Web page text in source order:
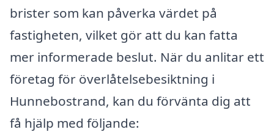
brister som kan påverka värdet på
fastigheten, vilket gör att du kan fatta
mer informerade beslut. När du anlitar ett
företag för överlåtelsebesiktning i
Hunnebostrand, kan du förvänta dig att
få hjälp med följande: